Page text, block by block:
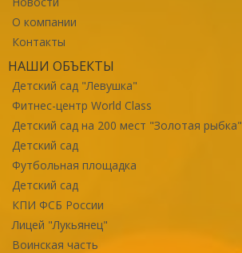
О компании
Контакты
НАШИ ОБЪЕКТЫ
Детский сад "Левушка"
Фитнес-центр World Class
Детский сад на 200 мест "Золотая рыбка"
Детский сад
Футбольная площадка
Детский сад
КПИ ФСБ России
Лицей "Лукьянец"
Воинская часть